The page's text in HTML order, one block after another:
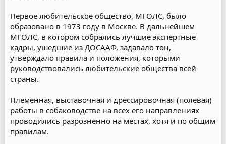
Первое любительское общество, МГОЛС, было
образовано в 1973 году в Москве. В дальнейшем
МГОЛС, в котором собрались лучшие экспертные
кадры, ушедшие из ДОСААФ, задавало тон,
утверждало правила и положения, которыми
руководствовались любительские общества всей
страны.
Племенная, выставочная и дрессировочная (полевая)
работы в собаководстве на всех его направлениях
проводились разрозненно на местах, хотя и по общим
правилам.